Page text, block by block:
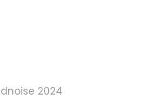
dnoise 2024